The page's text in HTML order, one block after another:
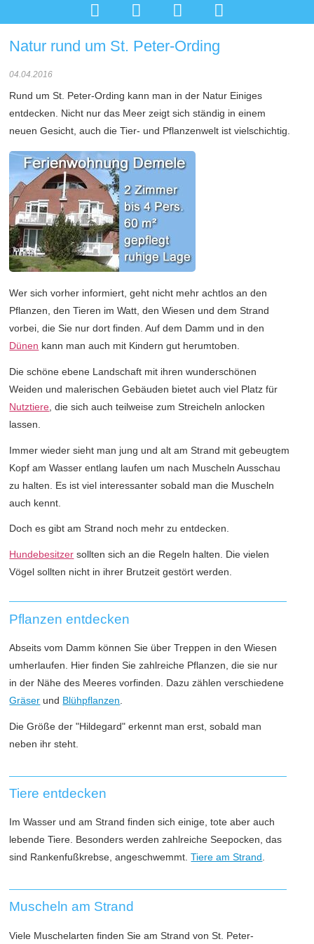
   
Natur rund um St. Peter-Ording
04.04.2016
Rund um St. Peter-Ording kann man in der Natur Einiges
entdecken. Nicht nur das Meer zeigt sich ständig in einem
neuen Gesicht, auch die Tier- und Pflanzenwelt ist vielschichtig.
Wer sich vorher informiert, geht nicht mehr achtlos an den
Pflanzen, den Tieren im Watt, den Wiesen und dem Strand
vorbei, die Sie nur dort finden. Auf dem Damm und in den
Dünen kann man auch mit Kindern gut herumtoben.
Die schöne ebene Landschaft mit ihren wunderschönen
Weiden und malerischen Gebäuden bietet auch viel Platz für
Nutztiere , die sich auch teilweise zum Streicheln anlocken
lassen.
Immer wieder sieht man jung und alt am Strand mit gebeugtem
Kopf am Wasser entlang laufen um nach Muscheln Ausschau
zu halten. Es ist viel interessanter sobald man die Muscheln
auch kennt.
Doch es gibt am Strand noch mehr zu entdecken.
Hundebesitzer sollten sich an die Regeln halten. Die vielen
Vögel sollten nicht in ihrer Brutzeit gestört werden.
Pflanzen entdecken
Abseits vom Damm können Sie über Treppen in den Wiesen
umherlaufen. Hier finden Sie zahlreiche Pflanzen, die sie nur
in der Nähe des Meeres vorfinden. Dazu zählen verschiedene
Gräser und Blühpflanzen.
Die Größe der "Hildegard" erkennt man erst, sobald man
neben ihr steht.
Tiere entdecken
Im Wasser und am Strand finden sich einige, tote aber auch
lebende Tiere. Besonders werden zahlreiche Seepocken, das
sind Rankenfußkrebse, angeschwemmt.Tiere am Strand.
Muscheln am Strand
Viele Muschelarten finden Sie am Strand von St. Peter-